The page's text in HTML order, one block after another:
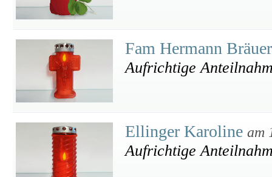
Fam Hermann
Aufrichtige
Ellinger Karoline am
Aufrichtige